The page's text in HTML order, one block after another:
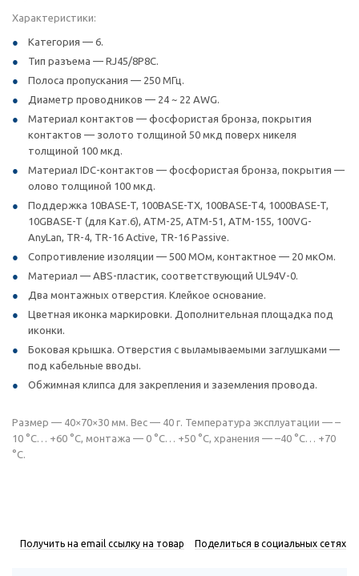
Характеристики:
Категория — 6.
Тип разъема — RJ45/8P8C.
Полоса пропускания — 250 МГц.
Диаметр проводников — 24 ~ 22 AWG.
Материал контактов — фосфористая бронза, покрытия
контактов — золото толщиной 50 мкд поверх никеля
толщиной 100 мкд.
Материал IDC-контактов — фосфористая бронза, покрытия —
олово толщиной 100 мкд.
Поддержка 10BASE-T, 100BASE-TX, 100BASE-T4, 1000BASE-T,
10GBASE-T (для Кат.6), ATM-25, ATM-51, ATM-155, 100VG-
AnyLan, TR-4, TR-16 Active, TR-16 Passive.
Сопротивление изоляции — 500 МОм, контактное — 20 мкОм.
Материал — ABS-пластик, соответствующий UL94V-0.
Два монтажных отверстия. Клейкое основание.
Цветная иконка маркировки. Дополнительная площадка под
иконки.
Боковая крышка. Отверстия с выламываемыми заглушками —
под кабельные вводы.
Обжимная клипса для закрепления и заземления провода.
Размер — 40×70×30 мм. Вес — 40 г. Температура эксплуатации — –
10 °С… +60 °С, монтажа — 0 °С… +50 °С, хранения — –40 °С… +70
°С.
Получить на email ссылку на товар Поделиться в социальных сетях